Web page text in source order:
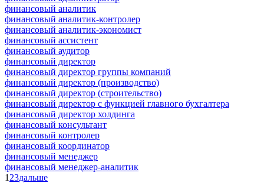
финансовый аналитик
финансовый аналитик-контролер
финансовый аналитик-экономист
финансовый ассистент
финансовый аудитор
финансовый директор
финансовый директор группы компаний
финансовый директор (производство)
финансовый директор (строительство)
финансовый директор с функцией главного бухгалтера
финансовый директор холдинга
финансовый консультант
финансовый контролер
финансовый координатор
финансовый менеджер
финансовый менеджер-аналитик
1 23дальше